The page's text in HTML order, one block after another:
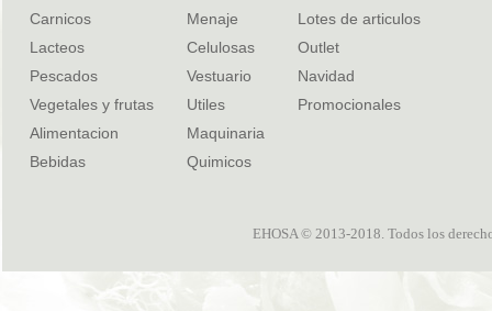
Carnicos
Lacteos
Pescados
Vegetales y frutas
Alimentacion
Bebidas
Menaje
Celulosas
Vestuario
Utiles
Maquinaria
Quimicos
Lotes de articulos
Outlet
Navidad
Promocionales
EHOSA © 2013-2018. Todos los